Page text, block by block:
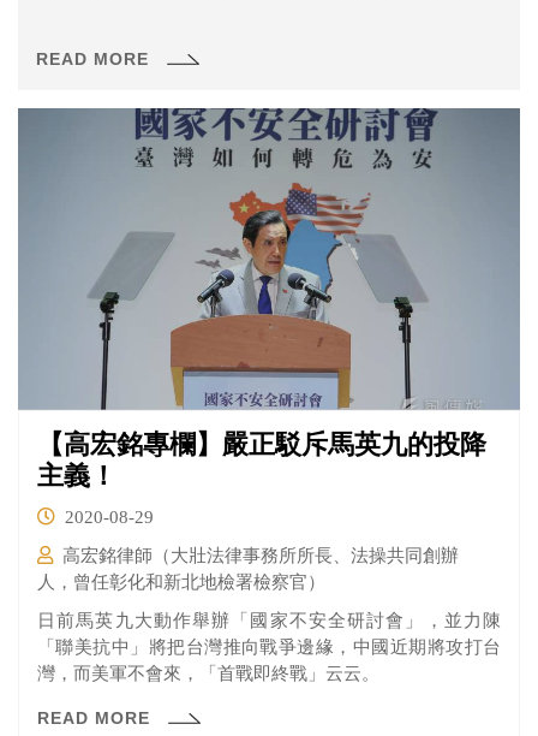
READ MORE
【高宏銘專欄】嚴正駁斥馬英九的投降
主義！
2020-08-29
高宏銘律師（大壯法律事務所所長、法操共同創辦
人，曾任彰化和新北地檢署檢察官）
日前馬英九大動作舉辦「國家不安全研討會」，並力陳
「聯美抗中」將把台灣推向戰爭邊緣，中國近期將攻打台
灣，而美軍不會來，「首戰即終戰」云云。
READ MORE